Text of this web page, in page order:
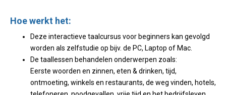
Hoe werkt het:
Deze interactieve taalcursus voor beginners kan gevolgd
worden als zelfstudie op bijv. de PC, Laptop of Mac.
De taallessen behandelen onderwerpen zoals:
Eerste woorden en zinnen, eten & drinken, tijd,
ontmoeting, winkels en restaurants, de weg vinden, hotels,